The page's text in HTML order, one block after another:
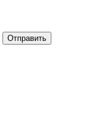
Отправить